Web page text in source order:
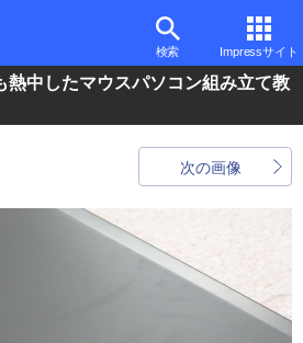
検索 Impressサイト
中したマウスパソコン組み立て教
次の画像